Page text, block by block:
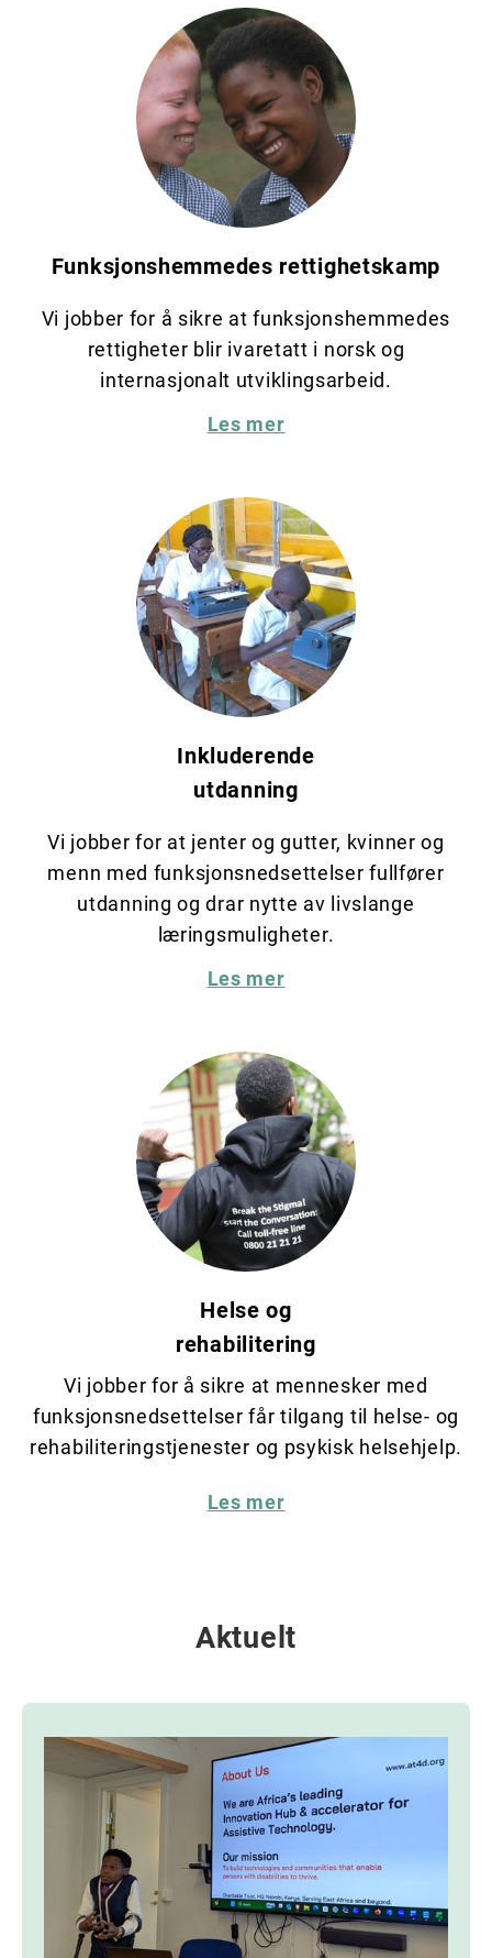
Funksjons­hemmedes rettighetskamp
Vi jobber for å sikre at funksjonshemmedes
rettigheter blir ivaretatt i norsk og
internasjonalt utviklingsarbeid.
Les mer
Inkluderende
utdanning
Vi jobber for at jenter og gutter, kvinner og
menn med funksjonsnedsettelser fullfører
utdanning og drar nytte av livslange
læringsmuligheter.
Les mer
Helse og
rehabilitering
Vi jobber for å sikre at mennesker med
funksjonsnedsettelser får tilgang til helse- og
rehabiliteringstjenester og psykisk helsehjelp.
Les mer
Aktuelt